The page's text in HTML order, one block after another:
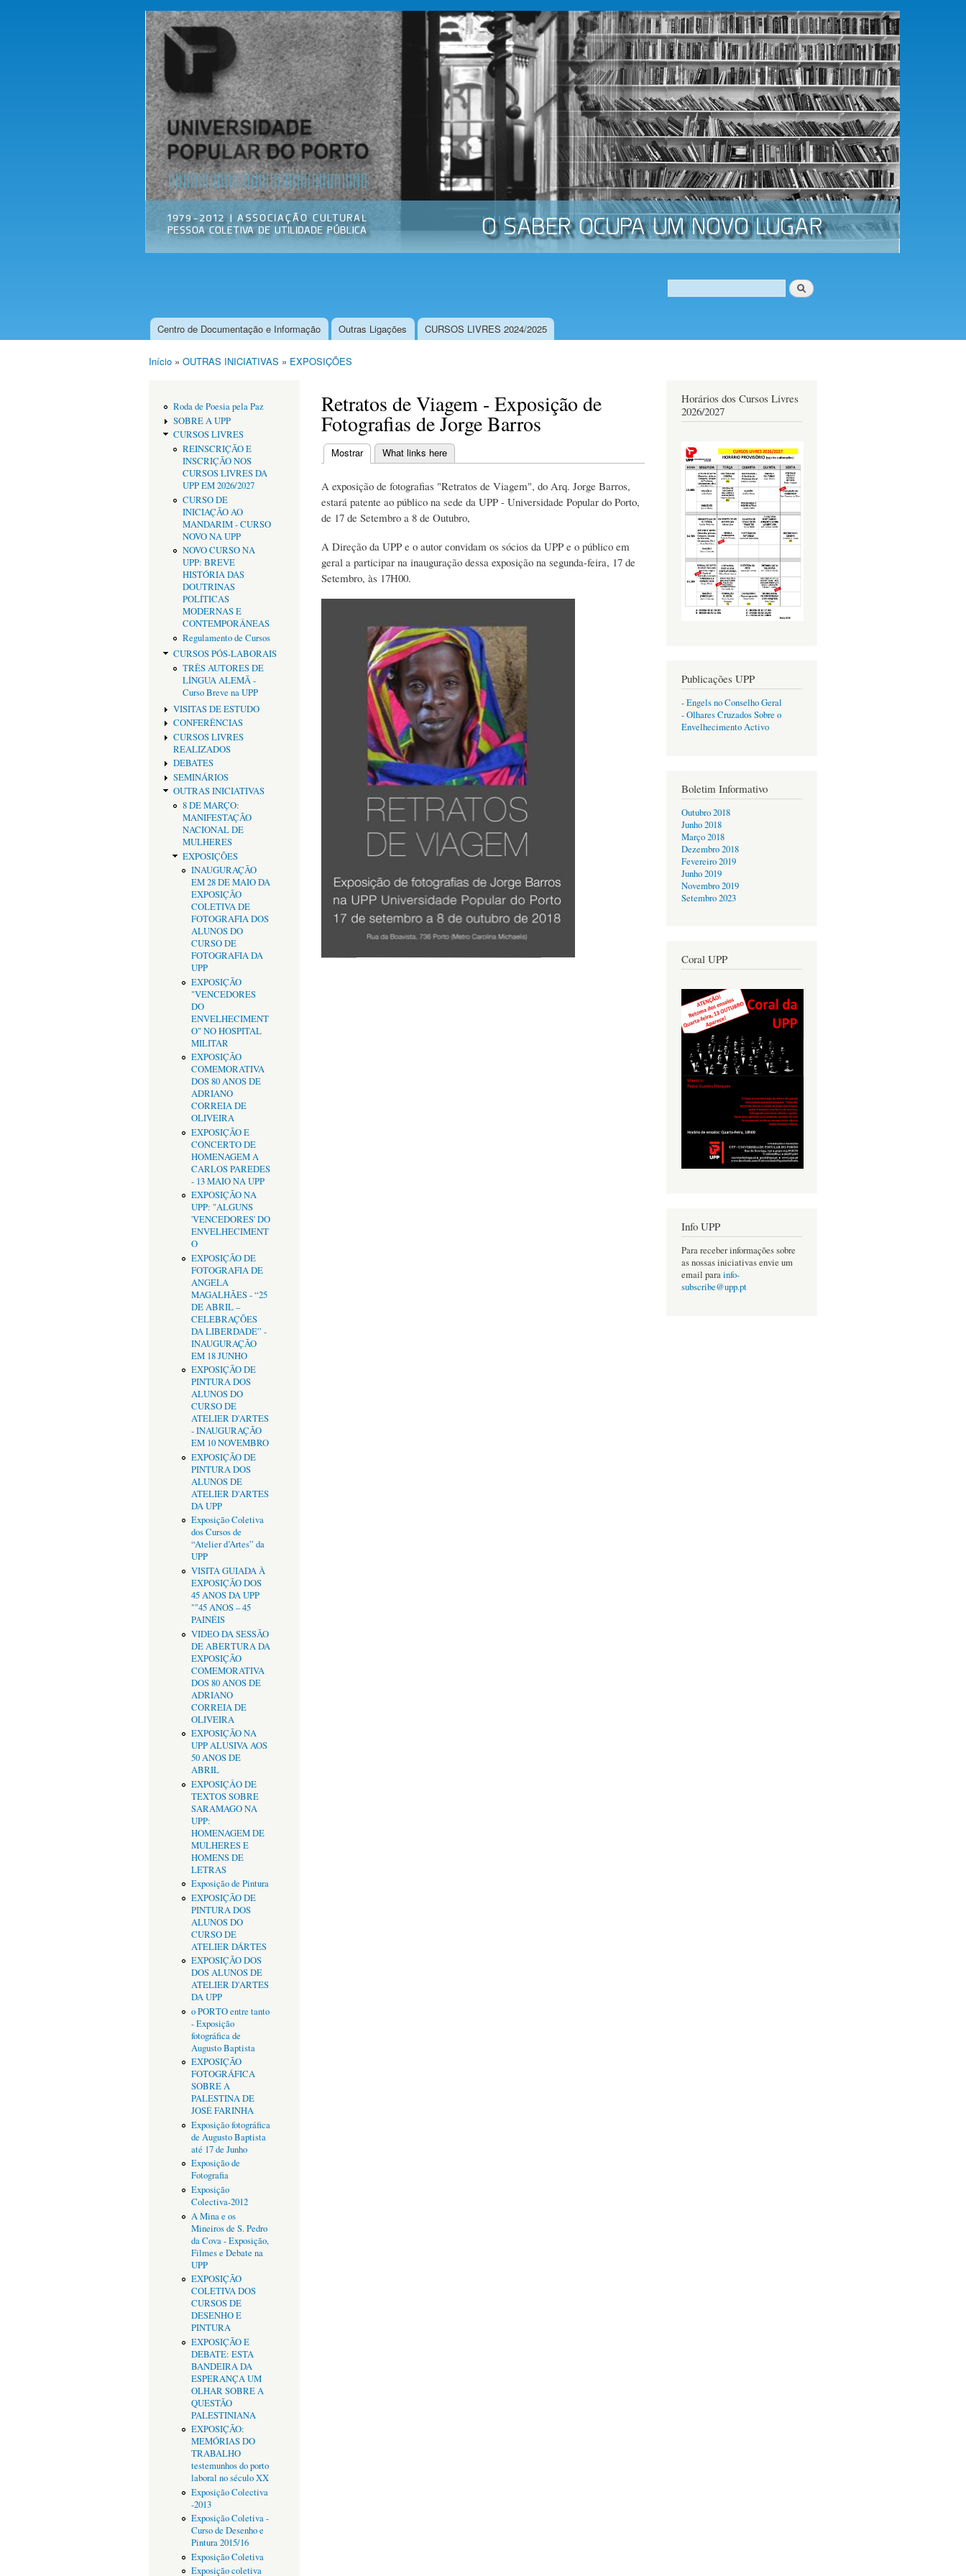
Passar
para o
conteúdo
principal
Universidade
Popular do
Porto
Associação
Cultural
Formulário de procura
Procurar
Menu principal
Centro de Documentação e Informação Outras Ligações CURSOS LIVRES 2024/2025
Início » OUTRAS INICIATIVAS » EXPOSIÇÕES
Roda de Poesia pela Paz
SOBRE A UPP
CURSOS LIVRES
REINSCRIÇÃO E
INSCRIÇÃO NOS
CURSOS LIVRES DA
UPP EM 2026/2027
CURSO DE
INICIAÇÃO AO
MANDARIM - CURSO
NOVO NA UPP
NOVO CURSO NA
UPP: BREVE
HISTÓRIA DAS
DOUTRINAS
POLÍTICAS
MODERNAS E
CONTEMPORÂNEAS
Regulamento de Cursos
CURSOS PÓS-LABORAIS
TRÊS AUTORES DE
LÍNGUA ALEMÃ -
Curso Breve na UPP
VISITAS DE ESTUDO
CONFERÊNCIAS
CURSOS LIVRES
REALIZADOS
DEBATES
SEMINÁRIOS
OUTRAS INICIATIVAS
8 DE MARÇO:
MANIFESTAÇÃO
NACIONAL DE
MULHERES
EXPOSIÇÕES
INAUGURAÇÃO
EM 28 DE MAIO DA
EXPOSIÇÃO
COLETIVA DE
FOTOGRAFIA DOS
ALUNOS DO
CURSO DE
FOTOGRAFIA DA
UPP
EXPOSIÇÃO
"VENCEDORES
DO
ENVELHECIMENT
O" NO HOSPITAL
MILITAR
EXPOSIÇÃO
COMEMORATIVA
DOS 80 ANOS DE
ADRIANO
CORREIA DE
OLIVEIRA
EXPOSIÇÃO E
CONCERTO DE
HOMENAGEM A
CARLOS PAREDES
- 13 MAIO NA UPP
EXPOSIÇÃO NA
UPP: "ALGUNS
'VENCEDORES' DO
ENVELHECIMENT
O
EXPOSIÇÃO DE
FOTOGRAFIA DE
ANGELA
MAGALHÃES - “25
DE ABRIL –
CELEBRAÇÕES
DA LIBERDADE” -
INAUGURAÇÃO
EM 18 JUNHO
EXPOSIÇÃO DE
PINTURA DOS
ALUNOS DO
CURSO DE
ATELIER D'ARTES
- INAUGURAÇÃO
EM 10 NOVEMBRO
EXPOSIÇÃO DE
PINTURA DOS
ALUNOS DE
ATELIER D'ARTES
DA UPP
Exposição Coletiva
dos Cursos de
“Atelier d’Artes” da
UPP
VISITA GUIADA À
EXPOSIÇÃO DOS
45 ANOS DA UPP
""45 ANOS – 45
PAINÉIS
VIDEO DA SESSÃO
DE ABERTURA DA
EXPOSIÇÃO
COMEMORATIVA
DOS 80 ANOS DE
ADRIANO
CORREIA DE
OLIVEIRA
EXPOSIÇÃO NA
UPP ALUSIVA AOS
50 ANOS DE
ABRIL
EXPOSIÇÂO DE
TEXTOS SOBRE
SARAMAGO NA
UPP:
HOMENAGEM DE
MULHERES E
HOMENS DE
LETRAS
Exposição de Pintura
EXPOSIÇÃO DE
PINTURA DOS
ALUNOS DO
CURSO DE
ATELIER DÁRTES
EXPOSIÇÃO DOS
DOS ALUNOS DE
ATELIER D'ARTES
DA UPP
o PORTO entre tanto
- Exposição
fotográfica de
Augusto Baptista
EXPOSIÇÃO
FOTOGRÁFICA
SOBRE A
PALESTINA DE
JOSÉ FARINHA
Exposição fotográfica
de Augusto Baptista
até 17 de Junho
Exposição de
Fotografia
Exposição
Colectiva-2012
A Mina e os
Mineiros de S. Pedro
da Cova - Exposição,
Filmes e Debate na
UPP
EXPOSIÇÃO
COLETIVA DOS
CURSOS DE
DESENHO E
PINTURA
EXPOSIÇÃO E
DEBATE: ESTA
BANDEIRA DA
ESPERANÇA UM
OLHAR SOBRE A
QUESTÃO
PALESTINIANA
EXPOSIÇÃO:
MEMÓRIAS DO
TRABALHO
testemunhos do porto
laboral no século XX
Exposição Colectiva
-2013
Exposição Coletiva -
Curso de Desenho e
Pintura 2015/16
Exposição Coletiva
Exposição coletiva
Retratos de Viagem - Exposição de
Fotografias de Jorge Barros
Separadores primários
Mostrar(separador ativo)
What links here
A exposição de fotografias "Retratos de Viagem", do Arq. Jorge Barros,
estará patente ao público na sede da UPP - Universidade Popular do Porto,
de 17 de Setembro a 8 de Outubro,
A Direção da UPP e o autor convidam os sócios da UPP e o público em
geral a participar na inauguração dessa exposição na segunda-feira, 17 de
Setembro, às 17H00.
Horários dos Cursos Livres
2026/2027
Publicações UPP
- Engels no Conselho Geral
- Olhares Cruzados Sobre o
Envelhecimento Activo
Boletim Informativo
Outubro 2018
Junho 2018
Março 2018
Dezembro 2018
Fevereiro 2019
Junho 2019
Novembro 2019
Setembro 2023
Coral UPP
Info UPP
Para receber informações sobre
as nossas iniciativas envie um
email parainfo-
subscribe@upp.pt